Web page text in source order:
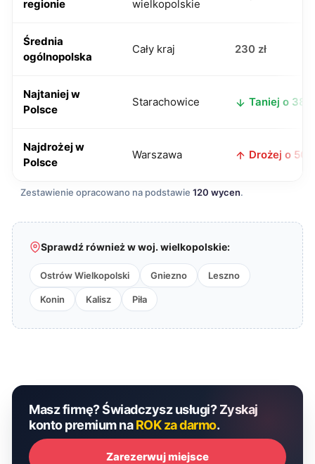
regionie wielkopolskie
Średnia
ogólnopolska
Cały kraj 230 zł
Najtaniej w
Polsce
Starachowice Taniej o 38
Najdrożej w
Polsce
Warszawa Drożej o 50
Zestawienie opracowano na podstawie 120 wycen.
Sprawdź również w woj. wielkopolskie:
Ostrów Wielkopolski Gniezno Leszno
Konin Kalisz Piła
Masz firmę? Świadczysz usługi? Zyskaj
konto premium naROK za darmo.
Zarezerwuj miejsce